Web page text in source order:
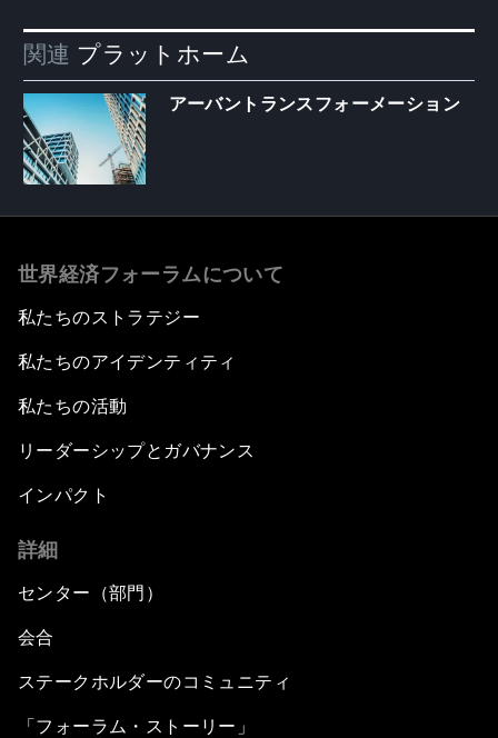
関連 プラットホーム
アーバントランスフォーメーション
世界経済フォーラムについて
私たちのストラテジー
私たちのアイデンティティ
私たちの活動
リーダーシップとガバナンス
インパクト
詳細
センター（部門）
会合
ステークホルダーのコミュニティ
「フォーラム・ストーリー」